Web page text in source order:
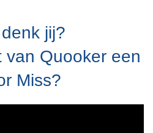
jij?
van Quooker een
Miss?